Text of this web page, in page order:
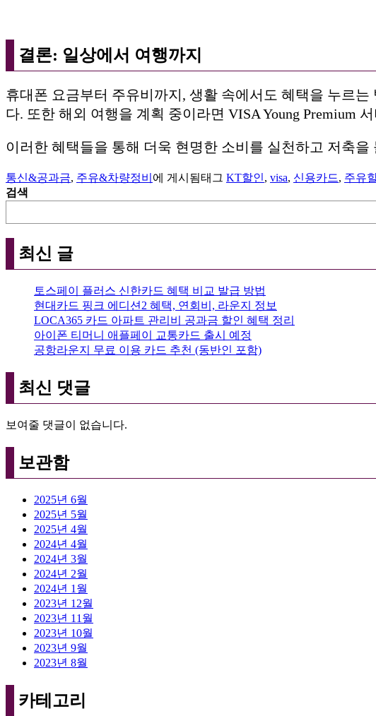
결론: 일상에서 여행까지
휴대폰 요금부터 주유비까지, 생활 속에서도 혜택을 누르
다. 또한 해외 여행을 계획 중이라면 VISA Young Premium
이러한 혜택들을 통해 더욱 현명한 소비를 실천하고 저축
통신&공과금, 주유&차량정비 에 게시됨태그 KT할인, visa, 신용카드, 주유
검색
최신 글
토스페이 플러스 신한카드 혜택 비교 발급 방법
현대카드 핑크 에디션2 혜택, 연회비, 라운지 정보
LOCA365 카드 아파트 관리비 공과금 할인 혜택 정리
아이폰 티머니 애플페이 교통카드 출시 예정
공항라운지 무료 이용 카드 추천 (동반인 포함)
최신 댓글
보여줄 댓글이 없습니다.
보관함
2025년 6월
2025년 5월
2025년 4월
2024년 4월
2024년 3월
2024년 2월
2024년 1월
2023년 12월
2023년 11월
2023년 10월
2023년 9월
2023년 8월
카테고리